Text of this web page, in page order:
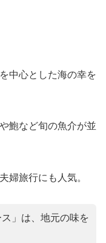
中心とした海の幸を
鮑など旬の魚介が並
婦旅行にも人気。
」は、地元の味を